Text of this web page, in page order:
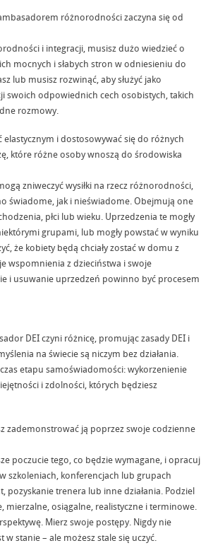
różnorodności zaczyna się od
i integracji, musisz dużo wiedzieć o
mocnych i słabych stron w odniesieniu do
lub musisz rozwinąć, aby służyć jako
swoich odpowiednich cech osobistych, takich
rozmowy.
i dostosowywać się do różnych
które różne osoby wnoszą do środowiska
zniweczyć wysiłki na rzecz różnorodności,
świadome, jak i nieświadome. Obejmują one
płci lub wieku. Uprzedzenia te mogły
grupami, lub mogły powstać w wyniku
że kobiety będą chciały zostać w domu z
wspomnienia z dzieciństwa i swoje
i usuwanie uprzedzeń powinno być procesem
DEI czyni różnicę, promując zasady DEI i
na świecie są niczym bez działania.
etapu samoświadomości: wykorzenienie
i zdolności, których będziesz
zademonstrować ją poprzez swoje codzienne
poczucie tego, co będzie wymagane, i opracuj
szkoleniach, konferencjach lub grupach
trenera lub inne działania. Podziel
mierzalne, osiągalne, realistyczne i terminowe.
Mierz swoje postępy. Nigdy nie
stanie – ale możesz stale się uczyć.